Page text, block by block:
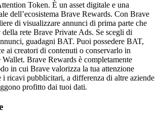
Token. È un asset digitale e una
dell’ecosistema Brave Rewards. Con Brave
di visualizzare annunci di prima parte che
rete Brave Private Ads. Se scegli di
guadagni BAT. Puoi possedere BAT,
ai creatori di contenuti o conservarlo in
Brave Rewards è completamente
in cui Brave valorizza la tua attenzione
i ricavi pubblicitari, a differenza di altre aziende
profitto dai tuoi dati.